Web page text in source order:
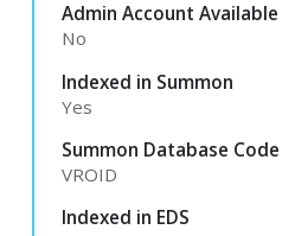
Admin Account Available
No
Indexed in Summon
Yes
Summon Database Code
VROID
Indexed in EDS